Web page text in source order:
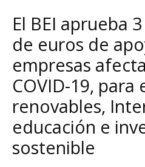
El BEI aprueba
de euros de
empresas
COVID-19, para
renovables,
educación e
sostenible